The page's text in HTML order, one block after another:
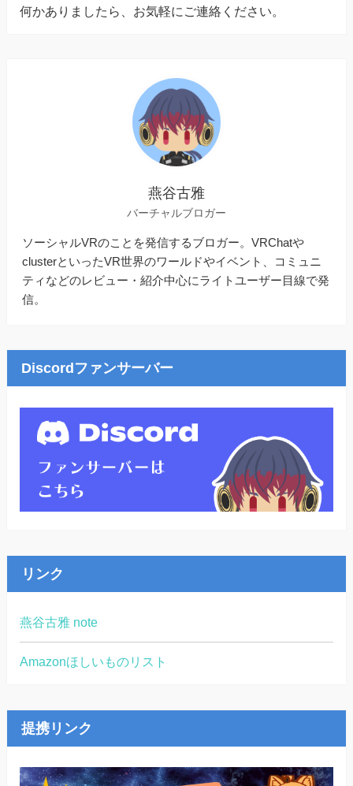
何かありましたら、お気軽にご連絡ください。
燕谷古雅
バーチャルブロガー
ソーシャルVRのことを発信するブロガー。VRChatや
clusterといったVR世界のワールドやイベント、コミュニ
ティなどのレビュー・紹介中心にライトユーザー目線で発
信。
Discordファンサーバー
リンク
燕谷古雅 note
Amazonほしいものリスト
提携リンク